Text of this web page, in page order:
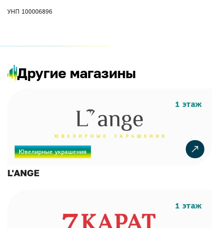
УНП 100006896
Другие магазины
Ювелирные украшения
1 этаж
L'ANGE
1 этаж